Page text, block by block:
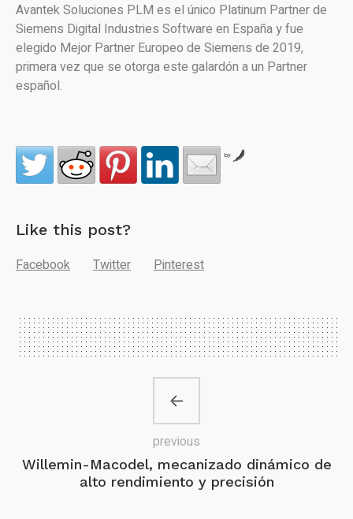
Avantek Soluciones PLM es el único Platinum Partner de
Siemens Digital Industries Software en España y fue
elegido Mejor Partner Europeo de Siemens de 2019,
primera vez que se otorga este galardón a un Partner
español.
by
Like this post?
Facebook
Twitter Pinterest
Willemin-Macodel, mecanizado dinámico de
alto rendimiento y precisión
previous